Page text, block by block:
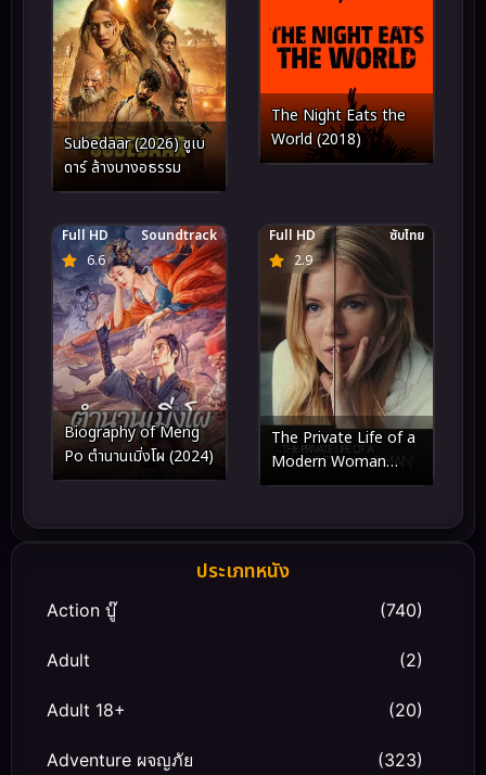
Subedaar (2026) ซูเบ
ดาร์ ล้างบางอธรรม
The Night Eats the
World (2018)
6.6
Full HD Soundtrack
Biography of Meng
Po ตำนานเมิ่งโผ (2024)
2.9
Full HD ซับไทย
The Private Life of a
Modern Woman
(2017)
ประเภทหนัง
Action บู๊ (740)
Adult (2)
Adult 18+ (20)
Adventure ผจญภัย (323)